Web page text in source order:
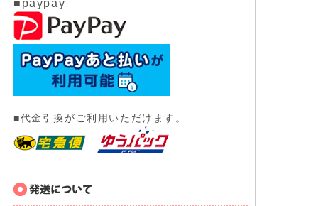
■paypay
■代金引換がご利用いただけます。